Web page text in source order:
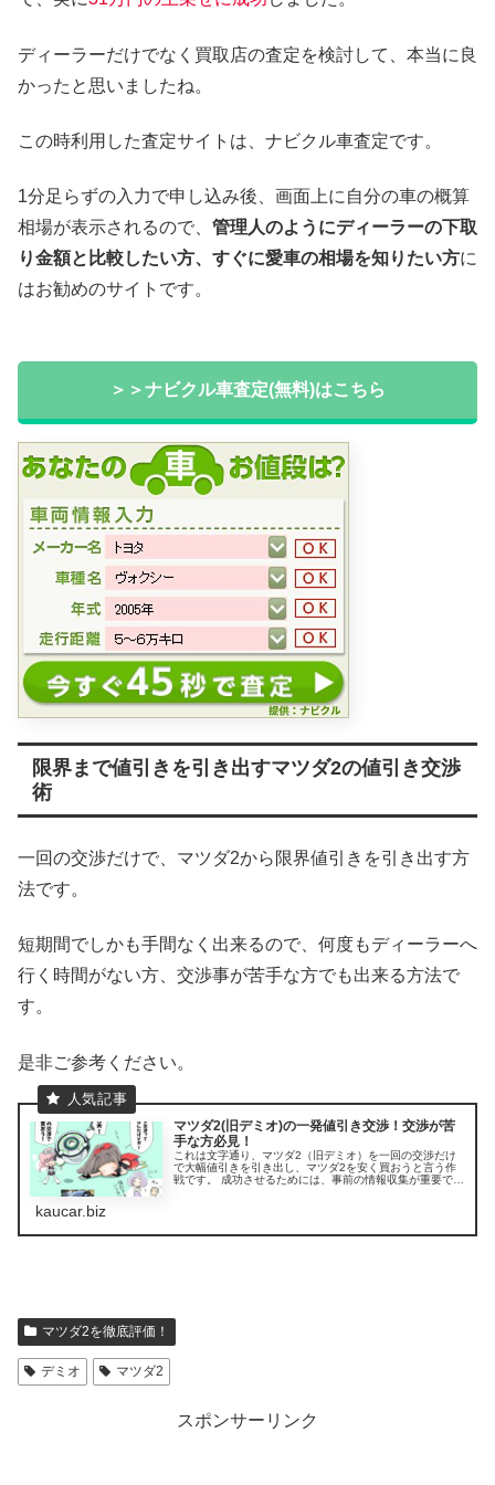
ディーラーだけでなく買取店の査定を検討して、本当に良
かったと思いましたね。
この時利用した査定サイトは、ナビクル車査定です。
1分足らずの入力で申し込み後、画面上に自分の車の概算
相場が表示されるので、 管理人のようにディーラーの下取
り金額と比較したい方、すぐに愛車の相場を知りたい方に
はお勧めのサイトです。
＞＞ナビクル車査定(無料)はこちら
限界まで値引きを引き出すマツダ2の値引き交渉
術
一回の交渉だけで、マツダ2から限界値引きを引き出す方
法です。
短期間でしかも手間なく出来るので、何度もディーラーへ
行く時間がない方、交渉事が苦手な方でも出来る方法で
す。
是非ご参考ください。
マツダ2(旧デミオ)の一発値引き交渉！交渉が苦
手な方必見！
これは文字通り、マツダ2（旧デミオ）を一回の交渉だけ
で大幅値引きを引き出し、マツダ2を安く買おうと言う作
戦です。 成功させるためには、事前の情報収集が重要で
kaucar.biz
マツダ2を徹底評価！
デミオ マツダ2
スポンサーリンク